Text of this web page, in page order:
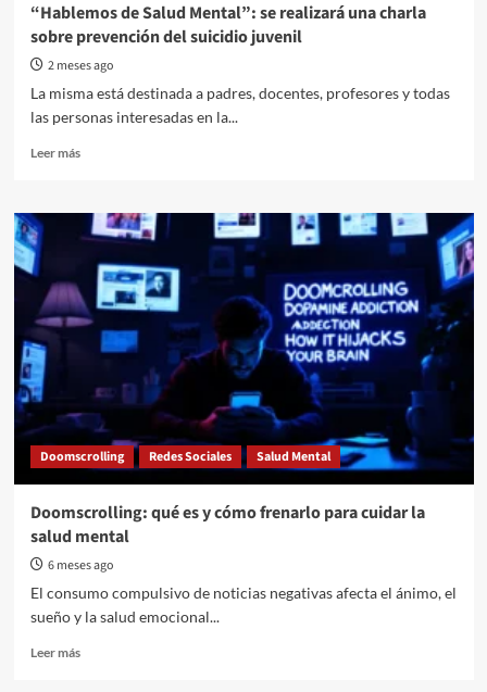
salud
mental
“Hablemos de Salud Mental”: se realizará una charla
sobre prevención del suicidio juvenil
2 meses ago
La misma está destinada a padres, docentes, profesores y todas
las personas interesadas en la...
Leer másRead
“Hablemos
de
Mental”:
se
realizará
una
charla
prevención
del
suicidio
juvenil
Doomscrolling Redes Sociales Salud Mental
Doomscrolling: qué es y cómo frenarlo para cuidar la
salud mental
6 meses ago
El consumo compulsivo de noticias negativas afecta el ánimo, el
sueño y la salud emocional...
Leer másRead